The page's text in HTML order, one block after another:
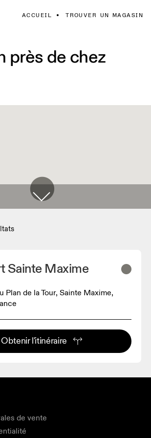
ACCUEIL TROUVER UN MAGASIN
près de chez
Sainte Maxime
Plan de la Tour, Sainte Maxime,
Obtenir l'itinéraire
de vente